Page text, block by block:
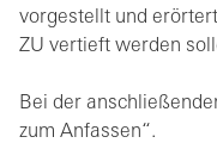
vorgestellt und
ZU vertieft werden
Bei der
zum Anfassen“.